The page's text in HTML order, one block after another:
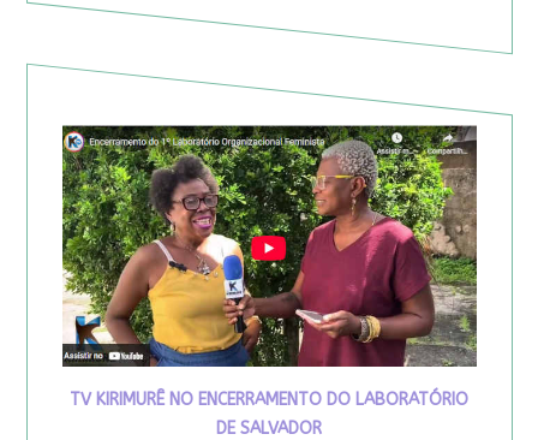
TV KIRIMURÊ NO ENCERRAMENTO DO LABORATÓRIO
DE SALVADOR